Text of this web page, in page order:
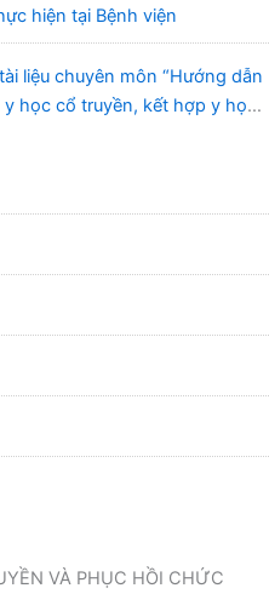
hiện tại Bệnh viện
liệu chuyên môn “Hướng dẫn
học cổ truyền, kết hợp y học
VÀ PHỤC HỒI CHỨC